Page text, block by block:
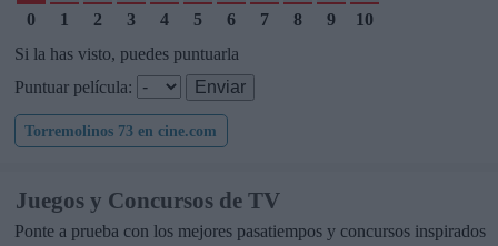
0 1 2 3 4 5 6 7 8 9
10
Si la has visto, puedes puntuarla
Puntuar película:
Torremolinos 73 en cine.com
Juegos y Concursos de TV
Ponte a prueba con los mejores pasatiempos y concursos inspirados